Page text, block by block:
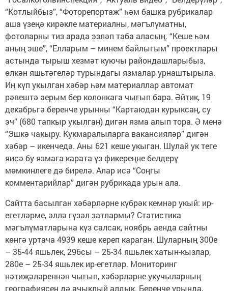
“Котлыйбыз”, “Фоторепортаж” һәм башка рубрикалар
аша үзеңә кирәкле материалны, мәгълүматны,
фотоларны тиз арада эзләп таба аласың. “Кеше һәм
аның эше”, “Елларым – минем байлыгым” проектлары
астында тырыш хезмәт куючы райондашларыбыз,
өлкән яшьтәгеләр турындагы язмалар урнаштырыла.
Иң күп укылган хәбәр һәм материаллар автомат
рәвештә аерым бер колонкага чыгып бара. Әйтик, 19
декабрьгә беренче урынны “Картаюдан курыксаң, су
эч” (680 тапкыр укылган) дигән язма алып тора. Ә менә
“Эшкә чакыру. Кукмаралыларга вакансияләр” дигән
хәбәр – икенчедә. Аны 621 кеше укыган. Шулай ук теге
яисә бу язмага карата үз фикереңне белдерү
мөмкинлеге дә бирелә. Алар исә “Соңгы
комментарийлар” дигән рубрикада урын ала.
Сайтта басылган хәбәрләрне күбрәк кемнәр укый: ир-
егетләрме, әллә гүзәл затлармы? Статистика
мәгълүматларына күз салсак, ноябрь аенда сайтны
көнгә уртача 4939 кеше кереп караган. Шуларның 300е
– 35-44 яшьлек, 296сы – 25-34 яшьлек хатын-кызлар,
280е – 25-34 яшьлек ир-егетләр. Мониторинг
нәтиҗәләреннән чыгып, хәбәрләрне укучыларның
географиясен дә ачыклый алдык. Беренче урында,